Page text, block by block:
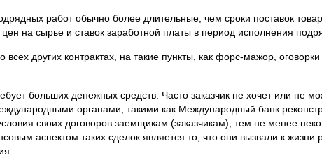
работ обычно более длительные, чем сроки поставок
на сырье и ставок заработной платы в период исполнения
других контрактах, на такие пункты, как форс-мажор,
больших денежных средств. Часто заказчик не хочет или не
органами, такими как Международный банк
своих договоров заемщикам (заказчикам), тем не менее
аспектом таких сделок является то, что они вызвали к жизни